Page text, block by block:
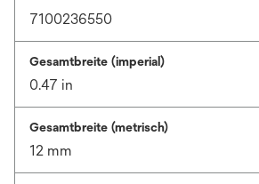
7100236550
Gesamtbreite (imperial)
0.47 in
Gesamtbreite (metrisch)
12 mm